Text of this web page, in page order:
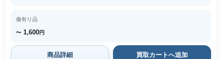
傷有り品
〜 1,600円
商品詳細 買取カートへ追加